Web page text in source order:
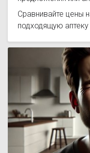
Сравнивайте цены
подходящую